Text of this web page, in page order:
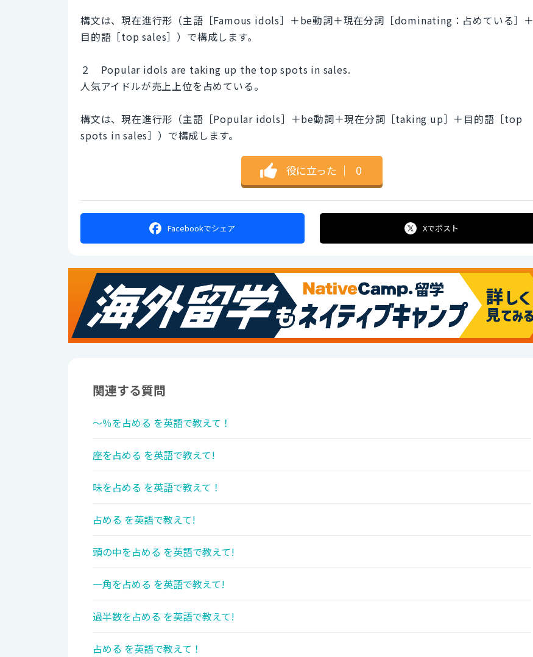
構文は、現在進行形（主語［Famous idols］＋be動詞＋現在分詞［dominating：占めている］＋
目的語［top sales］）で構成します。
２ Popular idols are taking up the top spots in sales.
人気アイドルが売上上位を占めている。
構文は、現在進行形（主語［Popular idols］＋be動詞＋現在分詞［taking up］＋目的語［top
spots in sales］）で構成します。
役に立った ｜ 0
Facebookでシェア Xでポスト
関連する質問
～％を占める を英語で教えて！
座を占める を英語で教えて!
味を占める を英語で教えて！
占める を英語で教えて!
頭の中を占める を英語で教えて!
一角を占める を英語で教えて!
過半数を占める を英語で教えて!
占める を英語で教えて！